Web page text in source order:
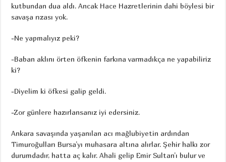
kutbundan dua aldı. Ancak Hace Hazretlerinin dahi böylesi bir
savaşa rızası yok.
-Ne yapmalıyız peki?
-Baban aklını örten öfkenin farkına varmadıkça ne yapabiliriz
ki?
-Diyelim ki öfkesi galip geldi.
-Zor günlere hazırlansanız iyi edersiniz.
Ankara savaşında yaşanılan acı mağlubiyetin ardından
Timuroğulları Bursa’yı muhasara altına alırlar. Şehir halkı zor
durumdadır, hatta aç kalır. Ahali gelip Emir Sultan’ı bulur ve